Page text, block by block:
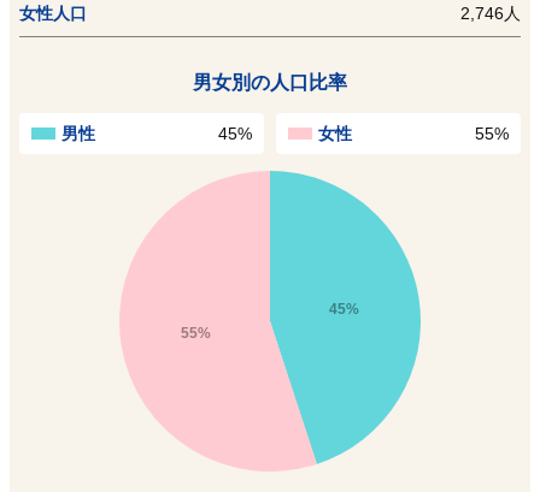
女性人口 2,746人
男女別の人口比率
男性 45% 女性 55%
45%
55%